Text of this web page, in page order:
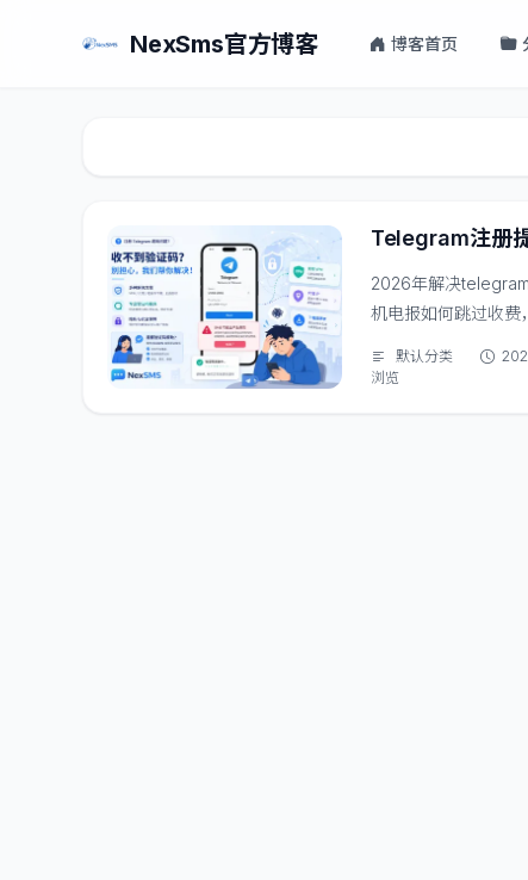
NexSms官方博客 博客首页
Telegram注册
2026年解决
机电报如何跳过收费
默认分类
浏览